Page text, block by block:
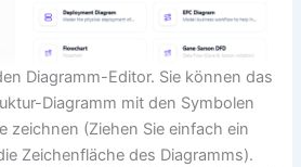
Diagramm-Editor. Sie können das
Diagramm mit den Symbolen
zeichnen (Ziehen Sie einfach ein
Zeichenfläche des Diagramms).